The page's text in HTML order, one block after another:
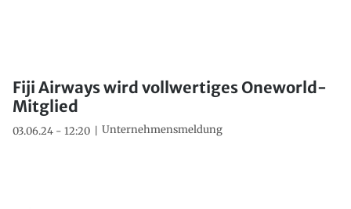
Fiji Airways wird vollwertiges Oneworld-
Mitglied
03.06.24 - 12:20 Unternehmensmeldung